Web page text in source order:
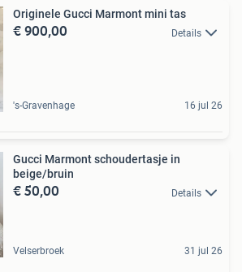
Originele Gucci Marmont mini tas
€ 900,00 Details
's-Gravenhage 16 jul 26
Gucci Marmont schoudertasje in
beige/bruin
€ 50,00 Details
Velserbroek 31 jul 26